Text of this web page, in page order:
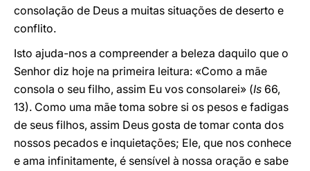
consolação de Deus a muitas situações de deserto e
conflito.
Isto ajuda-nos a compreender a beleza daquilo que o
Senhor diz hoje na primeira leitura: «Como a mãe
consola o seu filho, assim Eu vos consolarei» (Is 66,
13). Como uma mãe toma sobre si os pesos e fadigas
de seus filhos, assim Deus gosta de tomar conta dos
nossos pecados e inquietações; Ele, que nos conhece
e ama infinitamente, é sensível à nossa oração e sabe